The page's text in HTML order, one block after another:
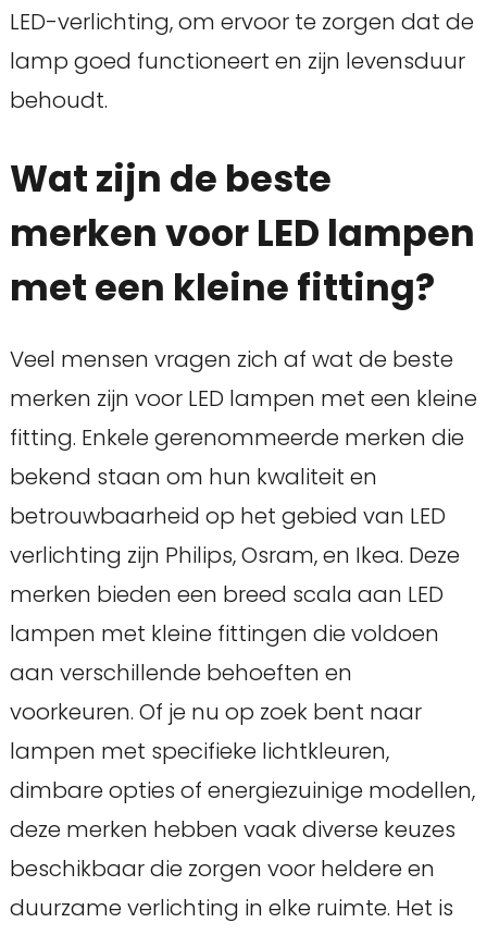
LED-verlichting, om ervoor te zorgen dat de
lamp goed functioneert en zijn levensduur
behoudt.
Wat zijn de beste
merken voor LED lampen
met een kleine fitting?
Veel mensen vragen zich af wat de beste
merken zijn voor LED lampen met een kleine
fitting. Enkele gerenommeerde merken die
bekend staan om hun kwaliteit en
betrouwbaarheid op het gebied van LED
verlichting zijn Philips, Osram, en Ikea. Deze
merken bieden een breed scala aan LED
lampen met kleine fittingen die voldoen
aan verschillende behoeften en
voorkeuren. Of je nu op zoek bent naar
lampen met specifieke lichtkleuren,
dimbare opties of energiezuinige modellen,
deze merken hebben vaak diverse keuzes
beschikbaar die zorgen voor heldere en
duurzame verlichting in elke ruimte. Het is